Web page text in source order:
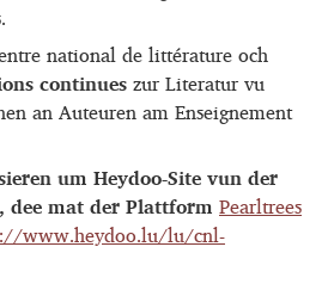
national de littérature och
continueszur Literatur vu
an Auteuren am Enseignement
um Heydoo-Site vun der
dee mat der Plattform Pearltrees
www.heydoo.lu/lu/cnl-